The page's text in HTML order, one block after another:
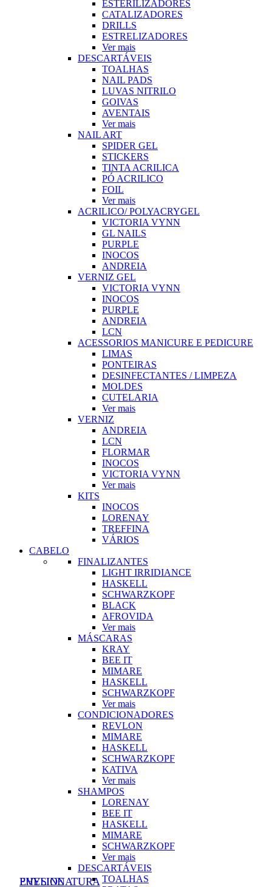
ESTERILIZADORES
CATALIZADORES
DRILLS
ESTRELIZADORES
Ver mais
DESCARTÁVEIS
TOALHAS
NAIL PADS
LUVAS NITRILO
GOIVAS
AVENTAIS
Ver mais
NAIL ART
SPIDER GEL
STICKERS
TINTA ACRILICA
PÓ ACRILICO
FOIL
Ver mais
ACRILICO/ POLYACRYGEL
VICTORIA VYNN
GL NAILS
PURPLE
INOCOS
ANDREIA
VERNIZ GEL
VICTORIA VYNN
INOCOS
PURPLE
ANDREIA
LCN
ACESSORIOS MANICURE E PEDICURE
LIMAS
PONTEIRAS
DESINFECTANTES / LIMPEZA
MOLDES
CUTELARIA
Ver mais
VERNIZ
ANDREIA
LCN
FLORMAR
INOCOS
VICTORIA VYNN
Ver mais
KITS
INOCOS
LORENAY
TREFFINA
VÁRIOS
CABELO
FINALIZANTES
LIGHT IRRIDIANCE
HASKELL
SCHWARZKOPF
BLACK
AFROVIDA
Ver mais
MÁSCARAS
KRAY
BEE IT
MIMARE
HASKELL
SCHWARZKOPF
Ver mais
CONDICIONADORES
REVLON
MIMARE
HASKELL
SCHWARZKOPF
KATIVA
Ver mais
SHAMPOS
LORENAY
BEE IT
HASKELL
MIMARE
SCHWARZKOPF
Ver mais
DESCARTÁVEIS
TOALHAS
PHYSIONATURA
EVELINE